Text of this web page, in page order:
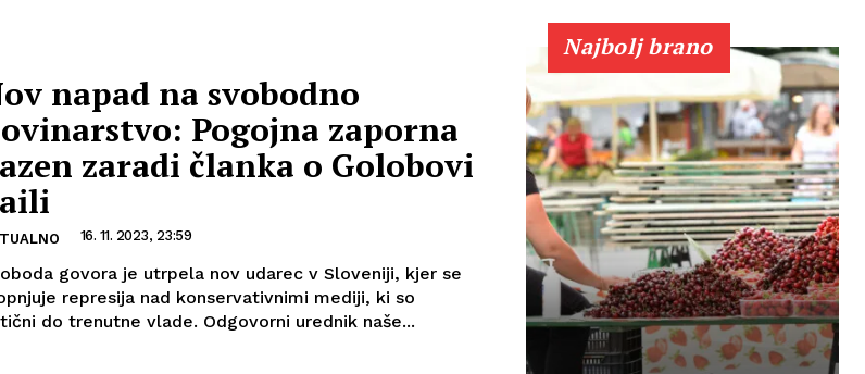
napad na svobodno
Pogojna zaporna
zaradi članka o Golobovi
16. 11. 2023, 23:59
govora je utrpela nov udarec v Sloveniji, kjer se
represija nad konservativnimi mediji, ki so
do trenutne vlade. Odgovorni urednik naše...
Najbolj brano